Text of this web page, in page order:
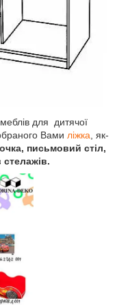
для дитячої
Вами ліжка , як-
письмовий стіл,
стелажів.